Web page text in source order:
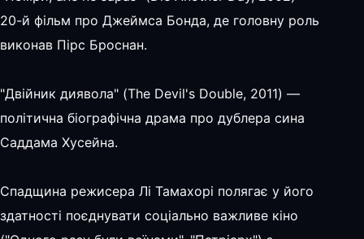
20-й фільм про Джеймса Бонда, де головну роль
виконав Пірс Броснан.
"Двійник диявола" (The Devil's Double, 2011) —
політична біографічна драма про дублера сина
Саддама Хусейна.
Спадщина режисера Лі Тамахорі полягає у його
здатності поєднувати соціально важливе кіно